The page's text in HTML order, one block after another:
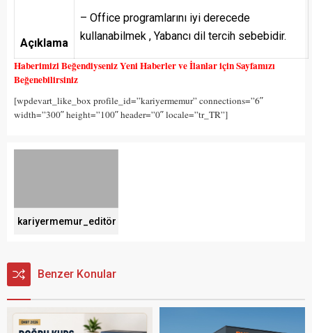
Açıklama
– Office programlarını iyi derecede
kullanabilmek , Yabancı dil tercih sebebidir.
Haberimizi Beğendiyseniz Yeni Haberler ve İlanlar için Sayfamızı
Beğenebilirsiniz
[wpdevart_like_box profile_id=”kariyermemur” connections=”6″
width=”300″ height=”100″ header=”0″ locale=”tr_TR”]
kariyermemur_editör
Benzer Konular